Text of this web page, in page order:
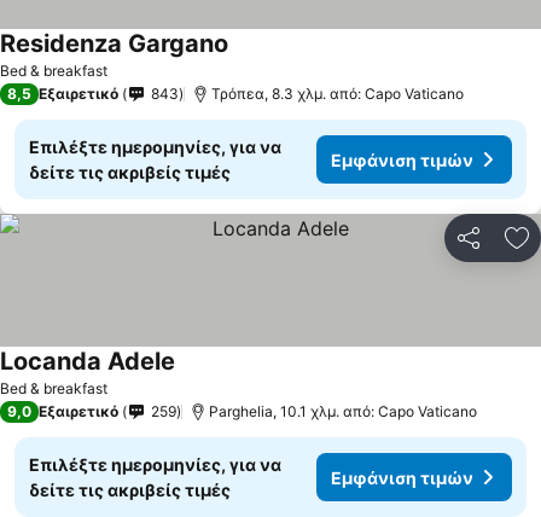
Bed & breakfast
Residenza Gargano
8,5 Εξαιρετικό 843 Τρόπεα, 8.3 χλμ. από: Capo Vaticano
Επιλέξτε ημερομηνίες, για να
δείτε τις ακριβείς τιμές
Εμφάνιση τιμών
Bed & breakfast
Locanda Adele
9,0 Εξαιρετικό 259 Parghelia, 10.1 χλμ. από: Capo Vaticano
Επιλέξτε ημερομηνίες, για να
δείτε τις ακριβείς τιμές
Εμφάνιση τιμών